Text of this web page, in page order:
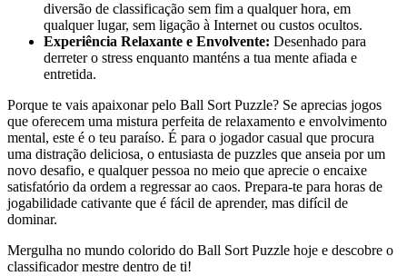
diversão de classificação sem fim a qualquer hora, em
qualquer lugar, sem ligação à Internet ou custos ocultos.
Experiência Relaxante e Envolvente: Desenhado para
derreter o stress enquanto manténs a tua mente afiada e
entretida.
Porque te vais apaixonar pelo Ball Sort Puzzle? Se aprecias jogos
que oferecem uma mistura perfeita de relaxamento e envolvimento
mental, este é o teu paraíso. É para o jogador casual que procura
uma distração deliciosa, o entusiasta de puzzles que anseia por um
novo desafio, e qualquer pessoa no meio que aprecie o encaixe
satisfatório da ordem a regressar ao caos. Prepara-te para horas de
jogabilidade cativante que é fácil de aprender, mas difícil de
dominar.
Mergulha no mundo colorido do Ball Sort Puzzle hoje e descobre o
classificador mestre dentro de ti!